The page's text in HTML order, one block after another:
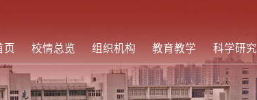
页 校情总览 组织机构 教育教学 科学研究